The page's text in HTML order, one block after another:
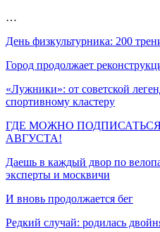
…
День физкультурника: 200
Город продолжает
«Лужники»: от советской
спортивному кластеру
ГДЕ МОЖНО ПОДПИСАТЬСЯ
АВГУСТА!
Даешь в каждый двор по
эксперты и москвичи
И вновь продолжается бег
Редкий случай: родилась